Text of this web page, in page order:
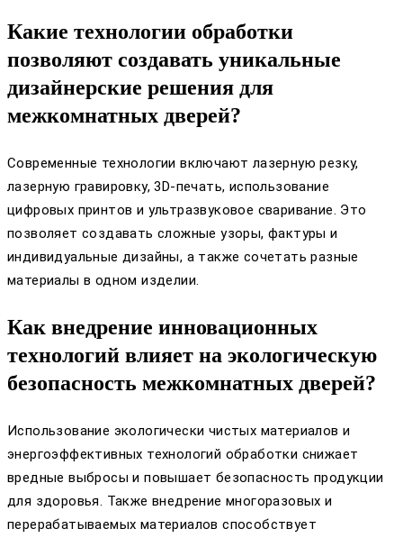
Какие технологии обработки
позволяют создавать уникальные
дизайнерские решения для
межкомнатных дверей?
Современные технологии включают лазерную резку,
лазерную гравировку, 3D-печать, использование
цифровых принтов и ультразвуковое сваривание. Это
позволяет создавать сложные узоры, фактуры и
индивидуальные дизайны, а также сочетать разные
материалы в одном изделии.
Как внедрение инновационных
технологий влияет на экологическую
безопасность межкомнатных дверей?
Использование экологически чистых материалов и
энергоэффективных технологий обработки снижает
вредные выбросы и повышает безопасность продукции
для здоровья. Также внедрение многоразовых и
перерабатываемых материалов способствует